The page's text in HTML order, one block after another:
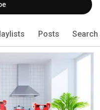
Posts Search